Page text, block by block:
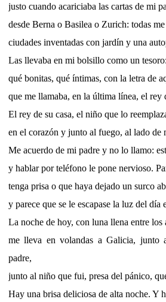
justo cuando acariciaba las cartas de mi
desde Berna o Basilea o Zurich: todas
ciudades inventadas con jardín y una
Las llevaba en mi bolsillo como un tesoro:
qué bonitas, qué íntimas, con la letra de
que me llamaba, en la última línea, el rey
El rey de su casa, el niño que lo
en el corazón y junto al fuego, al lado de
Me acuerdo de mi padre y no lo llamo:
y hablar por teléfono le pone nervioso.
tenga prisa o que haya dejado un surco
y parece que se le escapase la luz del día
La noche de hoy, con luna llena entre los
me lleva en volandas a Galicia, junto
padre,
junto al niño que fui, presa del pánico,
Hay una brisa deliciosa de alta noche. Y